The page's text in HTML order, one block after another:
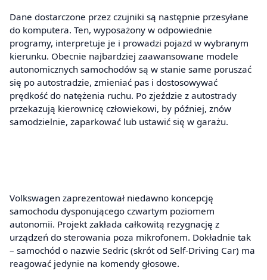
Dane dostarczone przez czujniki są następnie przesyłane
do komputera. Ten, wyposażony w odpowiednie
programy, interpretuje je i prowadzi pojazd w wybranym
kierunku. Obecnie najbardziej zaawansowane modele
autonomicznych samochodów są w stanie same poruszać
się po autostradzie, zmieniać pas i dostosowywać
prędkość do natężenia ruchu. Po zjeździe z autostrady
przekazują kierownicę człowiekowi, by później, znów
samodzielnie, zaparkować lub ustawić się w garażu.
Volkswagen zaprezentował niedawno koncepcję
samochodu dysponującego czwartym poziomem
autonomii. Projekt zakłada całkowitą rezygnację z
urządzeń do sterowania poza mikrofonem. Dokładnie tak
– samochód o nazwie Sedric (skrót od Self-Driving Car) ma
reagować jedynie na komendy głosowe.